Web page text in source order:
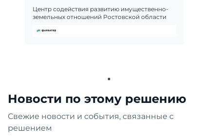
Центр содействия развитию имущественно-
земельных отношений Ростовской области
Новости по этому решению
Свежие новости и события, связанные с
решением